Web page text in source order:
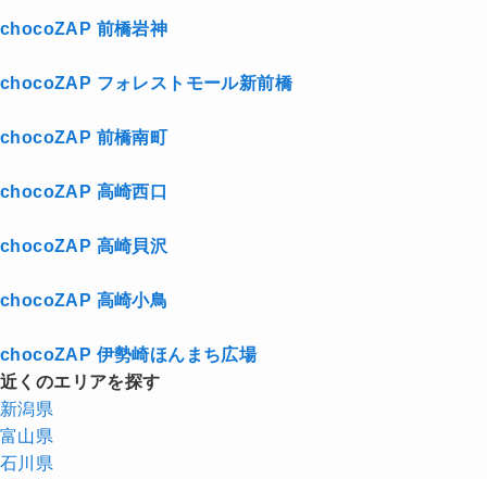
chocoZAP 前橋岩神
chocoZAP フォレストモール新前橋
chocoZAP 前橋南町
chocoZAP 高崎西口
chocoZAP 高崎貝沢
chocoZAP 高崎小鳥
chocoZAP 伊勢崎ほんまち広場
近くのエリアを探す
新潟県
富山県
石川県